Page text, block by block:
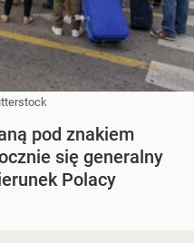
pod znakiem
się generalny
Polacy